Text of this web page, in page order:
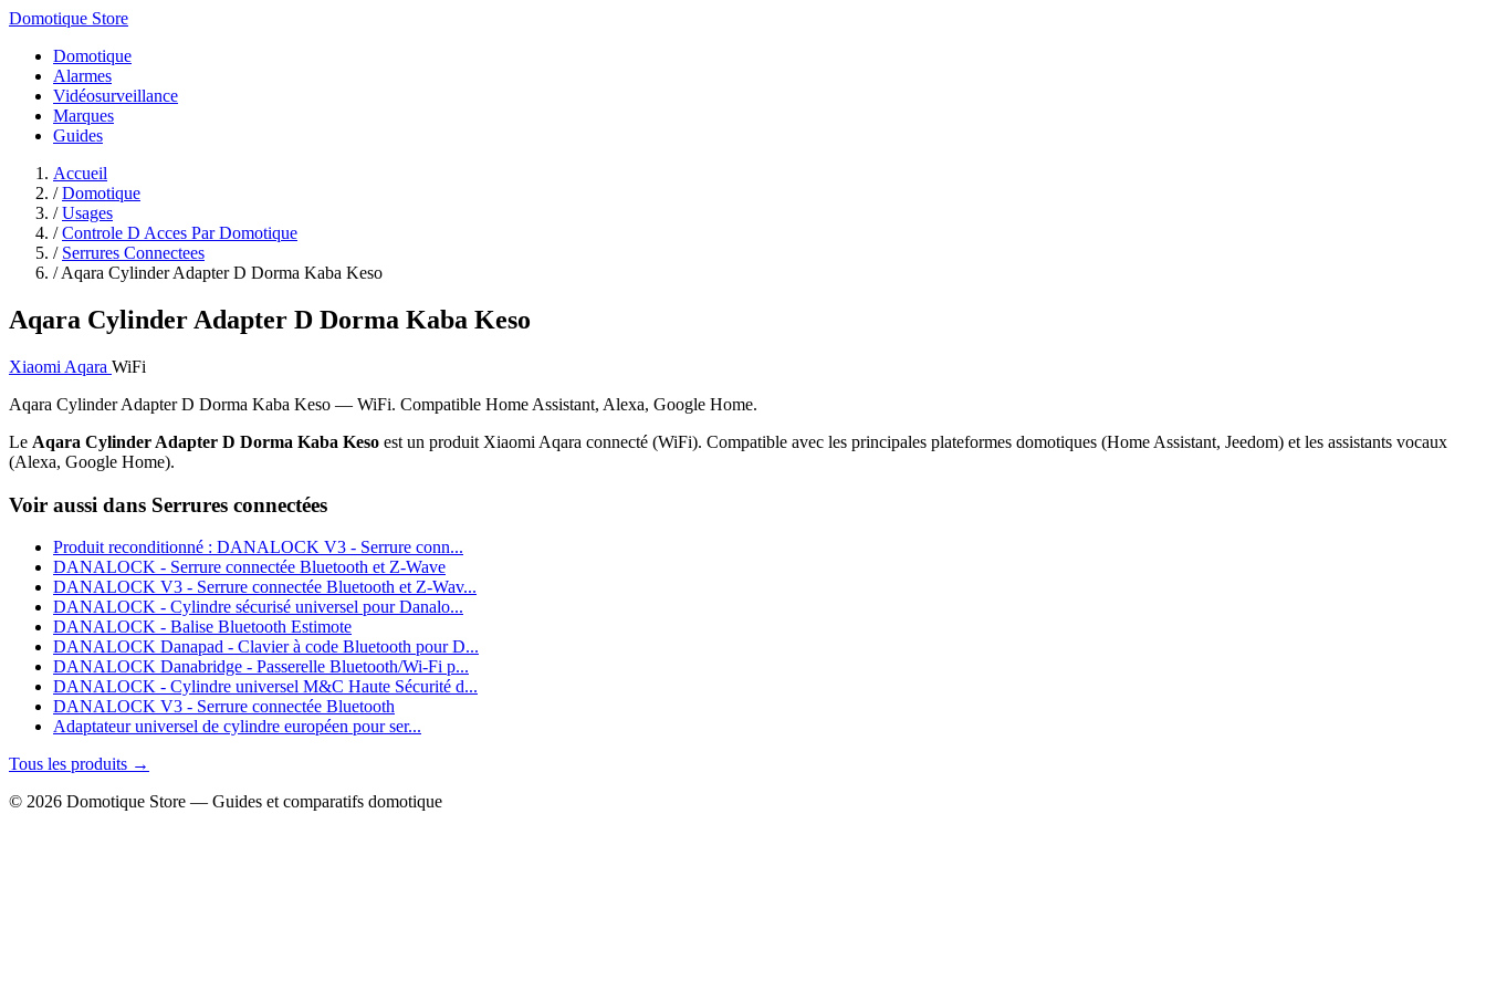
Domotique Store
Domotique
Alarmes
Vidéosurveillance
Marques
Guides
Accueil
/ Domotique
/ Usages
/ Controle D Acces Par Domotique
/ Serrures Connectees
/ Aqara Cylinder Adapter D Dorma Kaba Keso
Aqara Cylinder Adapter D Dorma Kaba Keso
Xiaomi Aqara WiFi
Aqara Cylinder Adapter D Dorma Kaba Keso — WiFi. Compatible Home Assistant, Alexa, Google Home.
Le Aqara Cylinder Adapter D Dorma Kaba Keso est un produit Xiaomi Aqara connecté (WiFi). Compatible avec les principales plateformes domotiques (Home Assistant, Jeedom) et les assistants vocaux
(Alexa, Google Home).
Voir aussi dans Serrures connectées
Produit reconditionné : DANALOCK V3 - Serrure conn...
DANALOCK - Serrure connectée Bluetooth et Z-Wave
DANALOCK V3 - Serrure connectée Bluetooth et Z-Wav...
DANALOCK - Cylindre sécurisé universel pour Danalo...
DANALOCK - Balise Bluetooth Estimote
DANALOCK Danapad - Clavier à code Bluetooth pour D...
DANALOCK Danabridge - Passerelle Bluetooth/Wi-Fi p...
DANALOCK - Cylindre universel M&C Haute Sécurité d...
DANALOCK V3 - Serrure connectée Bluetooth
Adaptateur universel de cylindre européen pour ser...
Tous les produits →
© 2026 Domotique Store — Guides et comparatifs domotique